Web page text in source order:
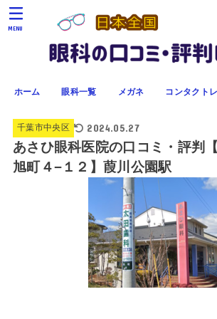
ホーム 眼科一覧 メガネ コンタクト
MENU
千葉市中央区 2024.05.27
あさひ眼科医院の口コミ・評判
旭町４−１２】葭川公園駅